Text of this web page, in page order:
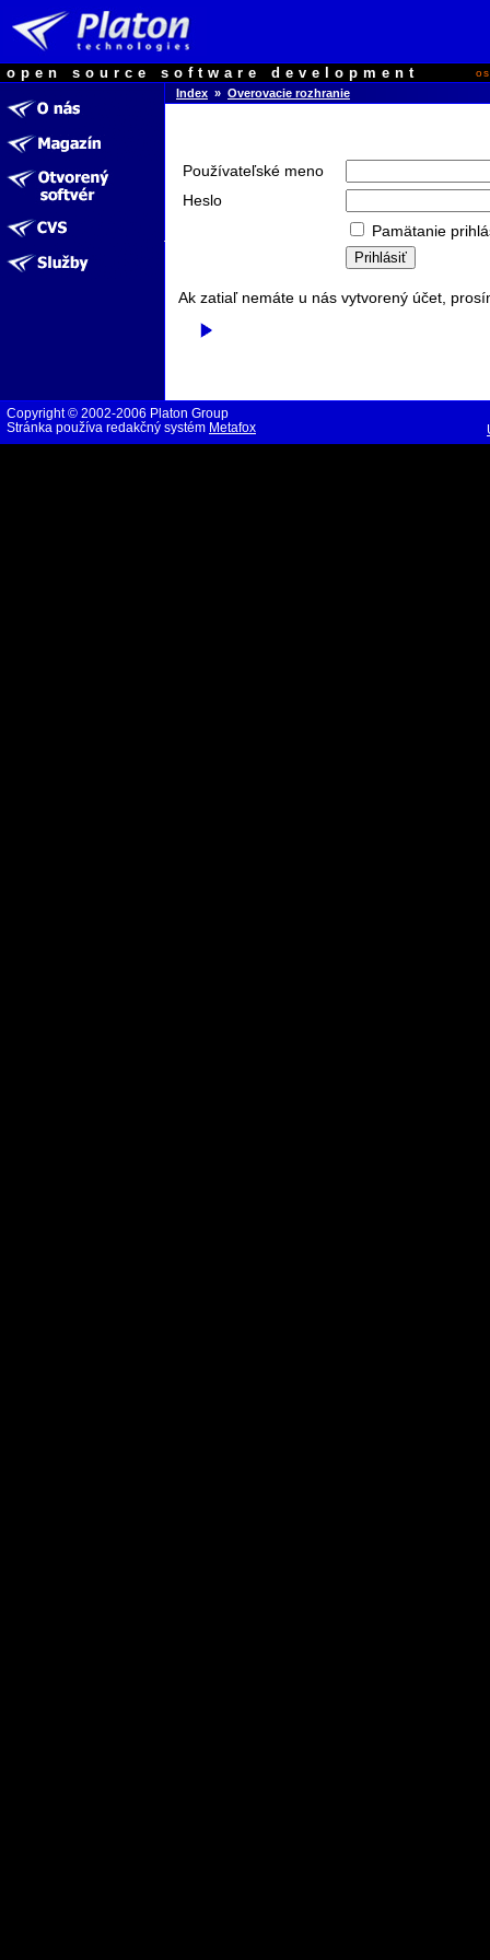
open source software development
Index » Overovacie rozhranie
Používateľské meno
Heslo
Pamätanie
Ak zatiaľ nemáte u nás vytvorený účet,
Copyright © 2002-2006 Platon Group
Stránka používa redakčný systém Metafox